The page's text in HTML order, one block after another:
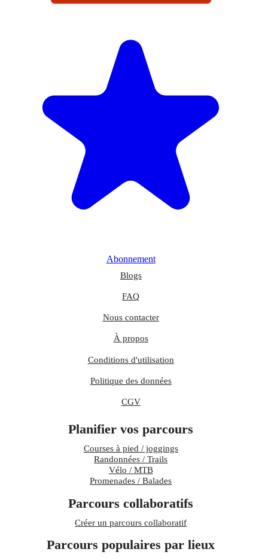
Abonnement
Blogs
FAQ
Nous contacter
À propos
Conditions d'utilisation
Politique des données
CGV
Planifier vos parcours
Courses à pied / joggings
Randonnées / Trails
Vélo / MTB
Promenades / Balades
Parcours collaboratifs
Créer un parcours collaboratif
Parcours populaires par lieux